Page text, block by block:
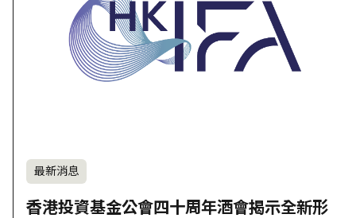
最新消息
香港投資基金公會四十周年酒會揭示全新形